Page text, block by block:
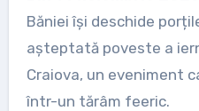
Băniei își deschide
așteptată poveste a
Craiova, un eveniment
într-un tărâm feeric.